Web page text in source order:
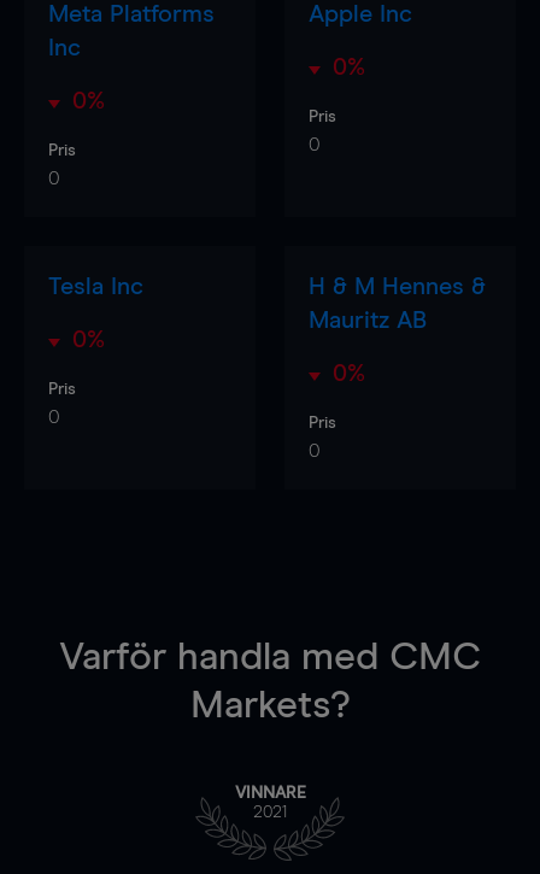
Meta Platforms
Inc
0%
Pris
0
Apple Inc
0%
Pris
0
Tesla Inc
0%
Pris
0
H & M Hennes &
Mauritz AB
0%
Pris
0
Varför handla med CMC
Markets?
VINNARE
2021